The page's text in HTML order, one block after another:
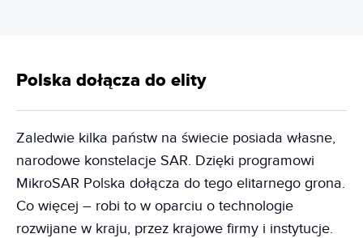
Polska dołącza do elity
Zaledwie kilka państw na świecie posiada własne,
narodowe konstelacje SAR. Dzięki programowi
MikroSAR Polska dołącza do tego elitarnego grona.
Co więcej – robi to w oparciu o technologie
rozwijane w kraju, przez krajowe firmy i instytucje.